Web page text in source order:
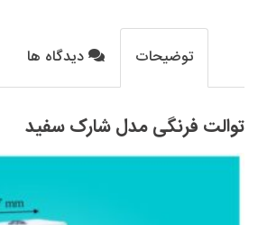
توضیحات دیدگاه ها
توالت فرنگی مدل شارک سفید